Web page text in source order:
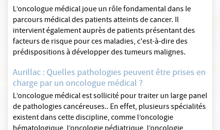
L’oncologue médical joue un rôle fondamental dans le
parcours médical des patients atteints de cancer. Il
intervient également auprès de patients présentant des
facteurs de risque pour ces maladies, c'est-à-dire des
prédispositions à développer des tumeurs malignes.
Aurillac : Quelles pathologies peuvent être prises en
charge par un oncologue médical ?
L’oncologue médical est sollicité pour traiter un large panel
de pathologies cancéreuses.. En effet, plusieurs spécialités
existent dans cette discipline, comme l’oncologie